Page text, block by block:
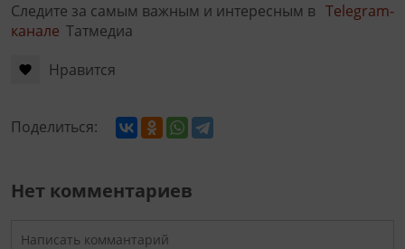
Следите за самым важным и интересным в Telegram-
канале Татмедиа
Нравится
Поделиться:
Нет комментариев